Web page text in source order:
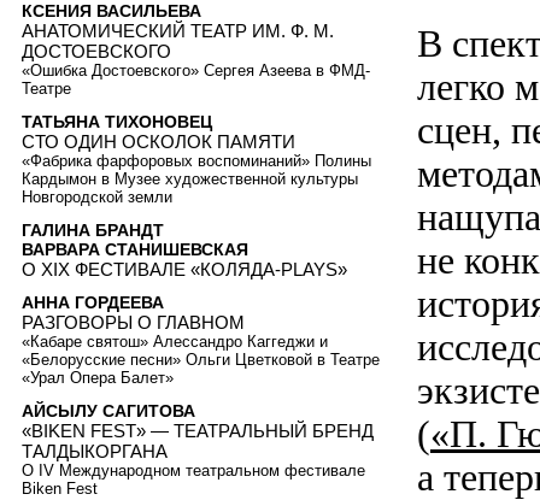
В
легко
сцен,
не
(«П.
а
КСЕНИЯ ВАСИЛЬЕВА
АНАТОМИЧЕСКИЙ ТЕАТР ИМ. Ф. М.
ДОСТОЕВСКОГО
«Ошибка Достоевского» Сергея Азеева в ФМД-
Театре
ТАТЬЯНА ТИХОНОВЕЦ
СТО ОДИН ОСКОЛОК ПАМЯТИ
«Фабрика фарфоровых воспоминаний» Полины
Кардымон в Музее художественной культуры
Новгородской земли
ГАЛИНА БРАНДТ
ВАРВАРА СТАНИШЕВСКАЯ
О XIX ФЕСТИВАЛЕ «КОЛЯДА-PLAYS»
АННА ГОРДЕЕВА
РАЗГОВОРЫ О ГЛАВНОМ
«Кабаре святош» Алессандро Каггеджи и
«Белорусские песни» Ольги Цветковой в Театре
«Урал Опера Балет»
АЙСЫЛУ САГИТОВА
«BIKEN FEST» — ТЕАТРАЛЬНЫЙ БРЕНД
ТАЛДЫКОРГАНА
О IV Международном театральном фестивале
Biken Fest